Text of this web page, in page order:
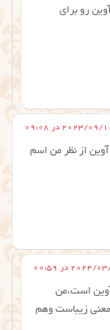
رو برای
09/10 در 09:08
از نظر من اسم
03/15 در 00:59
است،من
زیباست وهم